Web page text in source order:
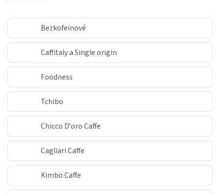
Bezkofeinové
Caffitaly a Single origin
Foodness
Tchibo
Chicco D'oro Caffe
Cagliari Caffe
Kimbo Caffe